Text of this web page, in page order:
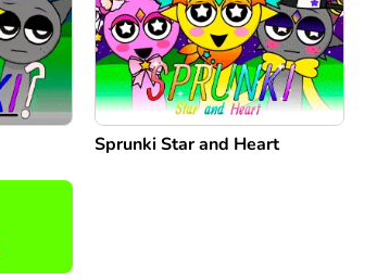
Sprunki Star and Heart